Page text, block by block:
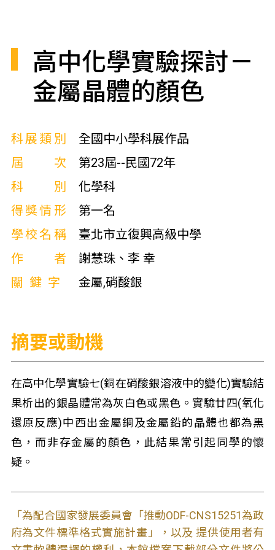
高中化學實驗探討－
金屬晶體的顏色
科展類別
全國中小學科展作品
屆次
第23屆--民國72年
科別
化學科
得獎情形
第一名
學校名稱
臺北市立復興高級中學
作者
謝慧珠、李 幸
關鍵字
金屬,硝酸銀
摘要或動機
在高中化學實驗七(銅在硝酸銀溶液中的變化)實驗結
果析出的銀晶體常為灰白色或黑色。實驗廿四(氧化
還原反應)中西出金屬銅及金屬鉛的晶體也都為黑
色，而非存金屬的顏色，此結果常引起同學的懷
疑。
「為配合國家發展委員會「推動ODF-CNS15251為政
府為文件標準格式實施計畫」，以及 提供使用者有